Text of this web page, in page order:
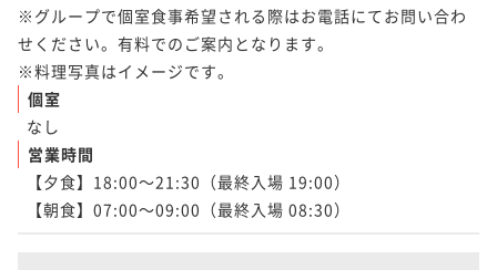
※グループで個室食事希望される際はお電話にてお問い合わ
せください。有料でのご案内となります。
※料理写真はイメージです。
個室
なし
営業時間
【夕食】18:00～21:30（最終入場 19:00）